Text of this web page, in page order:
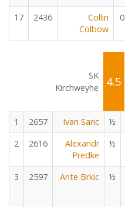
17 2436
Collin
Colbow
0
SK
Kirchweyhe
4.5
1
2657 Ivan Saric ½
2
2616
Alexandr
Predke
½
3 2597 Ante Brkic ½